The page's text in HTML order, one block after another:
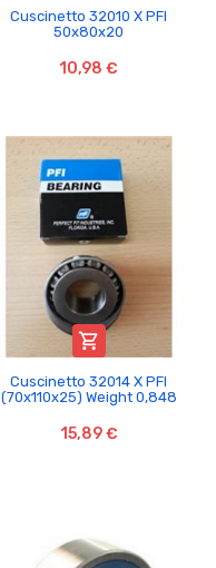
Cuscinetto 32010 X PFI
50x80x20
10,98 €

Cuscinetto 32014 X PFI
(70x110x25) Weight 0,848
15,89 €